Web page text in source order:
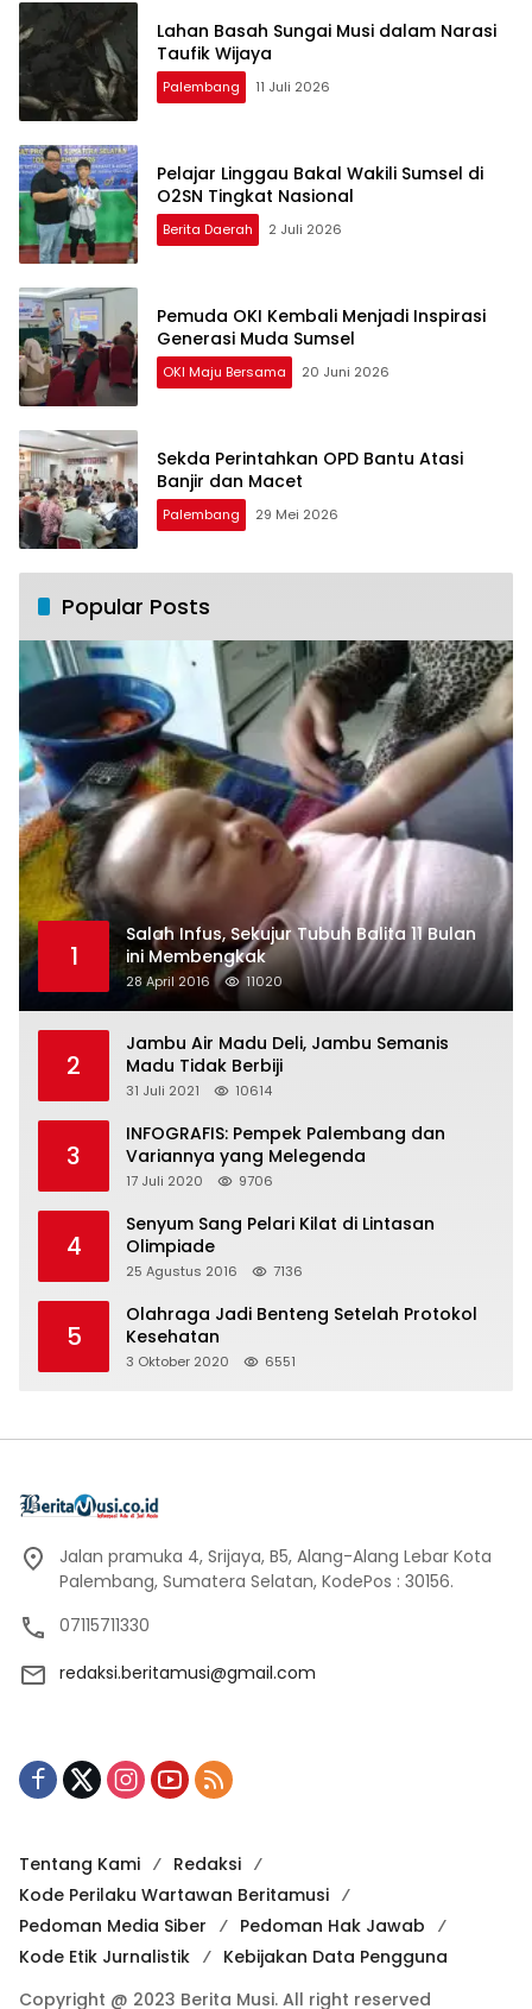
Lahan Basah Sungai Musi dalam Narasi
Taufik Wijaya
Palembang 11 Juli 2026
Pelajar Linggau Bakal Wakili Sumsel di
O2SN Tingkat Nasional
Berita Daerah 2 Juli 2026
Pemuda OKI Kembali Menjadi Inspirasi
Generasi Muda Sumsel
OKI Maju Bersama 20 Juni 2026
Sekda Perintahkan OPD Bantu Atasi
Banjir dan Macet
Palembang 29 Mei 2026
Popular Posts
1
Salah Infus, Sekujur Tubuh Balita 11 Bulan
ini Membengkak
28 April 2016 11020
2
Jambu Air Madu Deli, Jambu Semanis
Madu Tidak Berbiji
31 Juli 2021 10614
3
INFOGRAFIS: Pempek Palembang dan
Variannya yang Melegenda
17 Juli 2020 9706
4
Senyum Sang Pelari Kilat di Lintasan
Olimpiade
25 Agustus 2016 7136
5
Olahraga Jadi Benteng Setelah Protokol
Kesehatan
3 Oktober 2020 6551
Jalan pramuka 4, Srijaya, B5, Alang-Alang Lebar Kota
Palembang, Sumatera Selatan, KodePos : 30156.
07115711330
redaksi.beritamusi@gmail.com
Tentang Kami
Redaksi
Kode Perilaku Wartawan Beritamusi
Pedoman Media Siber
Pedoman Hak Jawab
Kode Etik Jurnalistik
Kebijakan Data Pengguna
Copyright @ 2023 Berita Musi. All right reserved